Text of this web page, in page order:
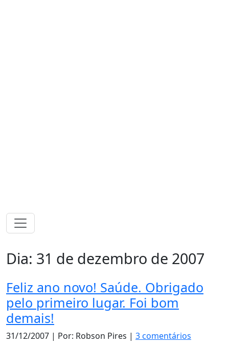
Dia: 31 de dezembro de 2007
Feliz ano novo! Saúde. Obrigado
pelo primeiro lugar. Foi bom
demais!
31/12/2007 | Por: Robson Pires | 3 comentários